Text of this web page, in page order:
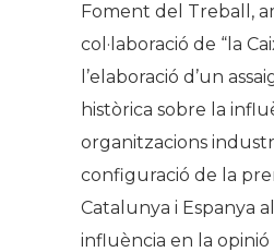
Foment del Treball,
col·laboració de “la
l’elaboració d’un
històrica sobre la
organitzacions
configuració de la
Catalunya i Espanya
influència en la opinió